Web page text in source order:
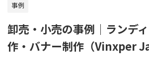
事例
卸売・小売の事例｜ランデ
作・バナー制作（Vinxper